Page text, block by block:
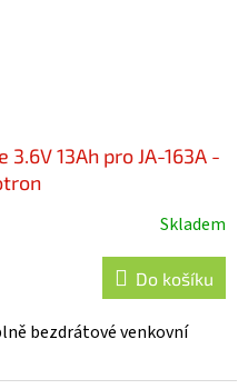
13Ah pro JA-163A -
Skladem
Do košíku
bezdrátové venkovní